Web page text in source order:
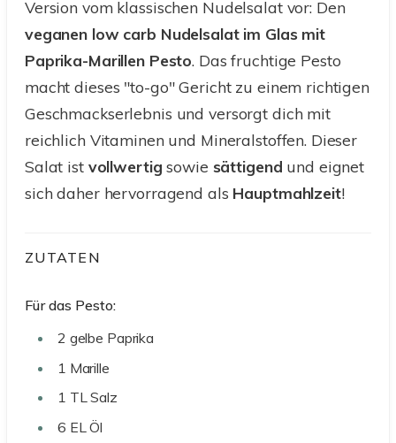
Version vom klassischen Nudelsalat vor: Den
veganen low carb Nudelsalat im Glas mit
Paprika-Marillen Pesto. Das fruchtige Pesto
macht dieses "to-go" Gericht zu einem richtigen
Geschmackserlebnis und versorgt dich mit
reichlich Vitaminen und Mineralstoffen. Dieser
Salat ist vollwertig sowie sättigend und eignet
sich daher hervorragend als Hauptmahlzeit!
ZUTATEN
Für das Pesto:
2 gelbe Paprika
1 Marille
1 TLSalz
6 ELÖl